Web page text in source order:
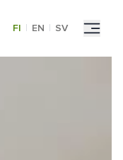
FI | EN | SV